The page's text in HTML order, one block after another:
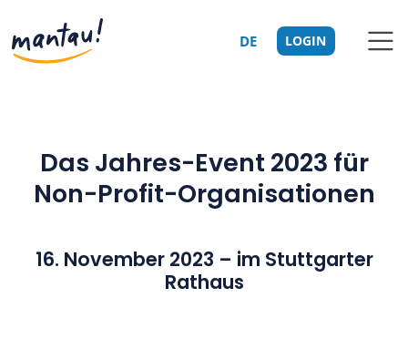
DE LOGIN
Das Jahres-Event 2023 für
Non-Profit-Organisationen
16. November 2023 – im Stuttgarter
Rathaus